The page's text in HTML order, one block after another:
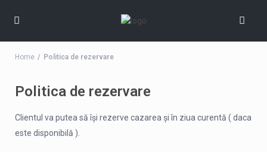
Home Politica de rezervare
Politica de rezervare
Clientul va putea să își rezerve cazarea și în ziua curentă ( daca
este disponibilă ).